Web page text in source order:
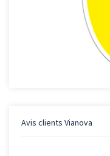
Avis clients Vianova